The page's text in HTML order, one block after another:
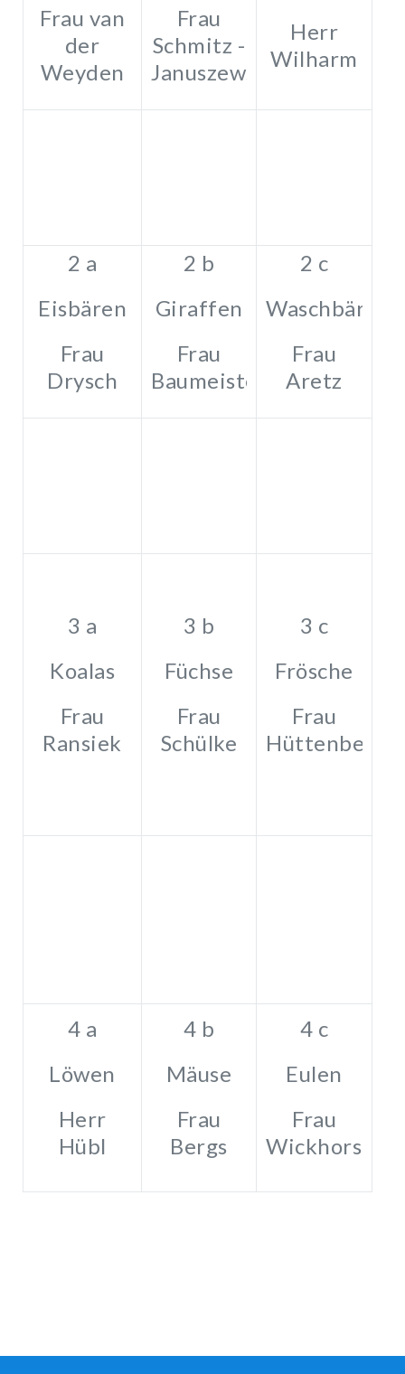
Frau van
der
Weyden
Frau
Schmitz -
Januszewski
Herr
Wilharm
2 a
Eisbären
Frau
Drysch
2 b
Giraffen
Frau
Baumeister
2 c
Waschbären
Frau
Aretz
3 a
Koalas
Frau
Ransiek
3 b
Füchse
Frau
Schülke
3 c
Frösche
Frau
4 a
Löwen
Herr
Hübl
4 b
Mäuse
Frau
Bergs
4 c
Eulen
Frau
Wickhorst